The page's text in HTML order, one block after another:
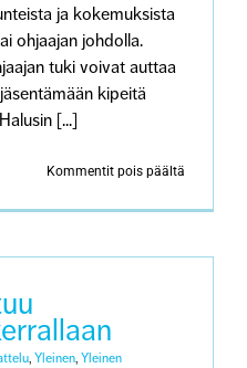
ja kokemuksista
ohjaajan johdolla.
tuki voivat auttaa
kipeitä
[...]
Kommentit pois päältä
, Yleinen, Yleinen